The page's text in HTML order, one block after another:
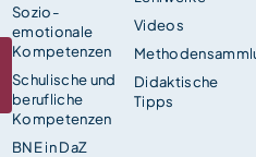
Sozio-
emotionale
Kompetenzen
Schulische und
berufliche
Kompetenzen
BNE in DaZ
Videos
Didaktische
Tipps